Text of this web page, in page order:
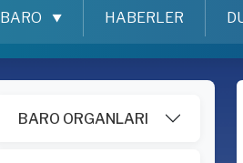
BARO HABERLER
BARO ORGANLARI